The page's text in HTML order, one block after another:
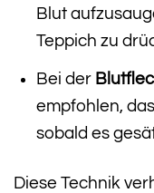
Blut
Teppich zu
Bei der
empfohlen,
sobald es
Diese Technik